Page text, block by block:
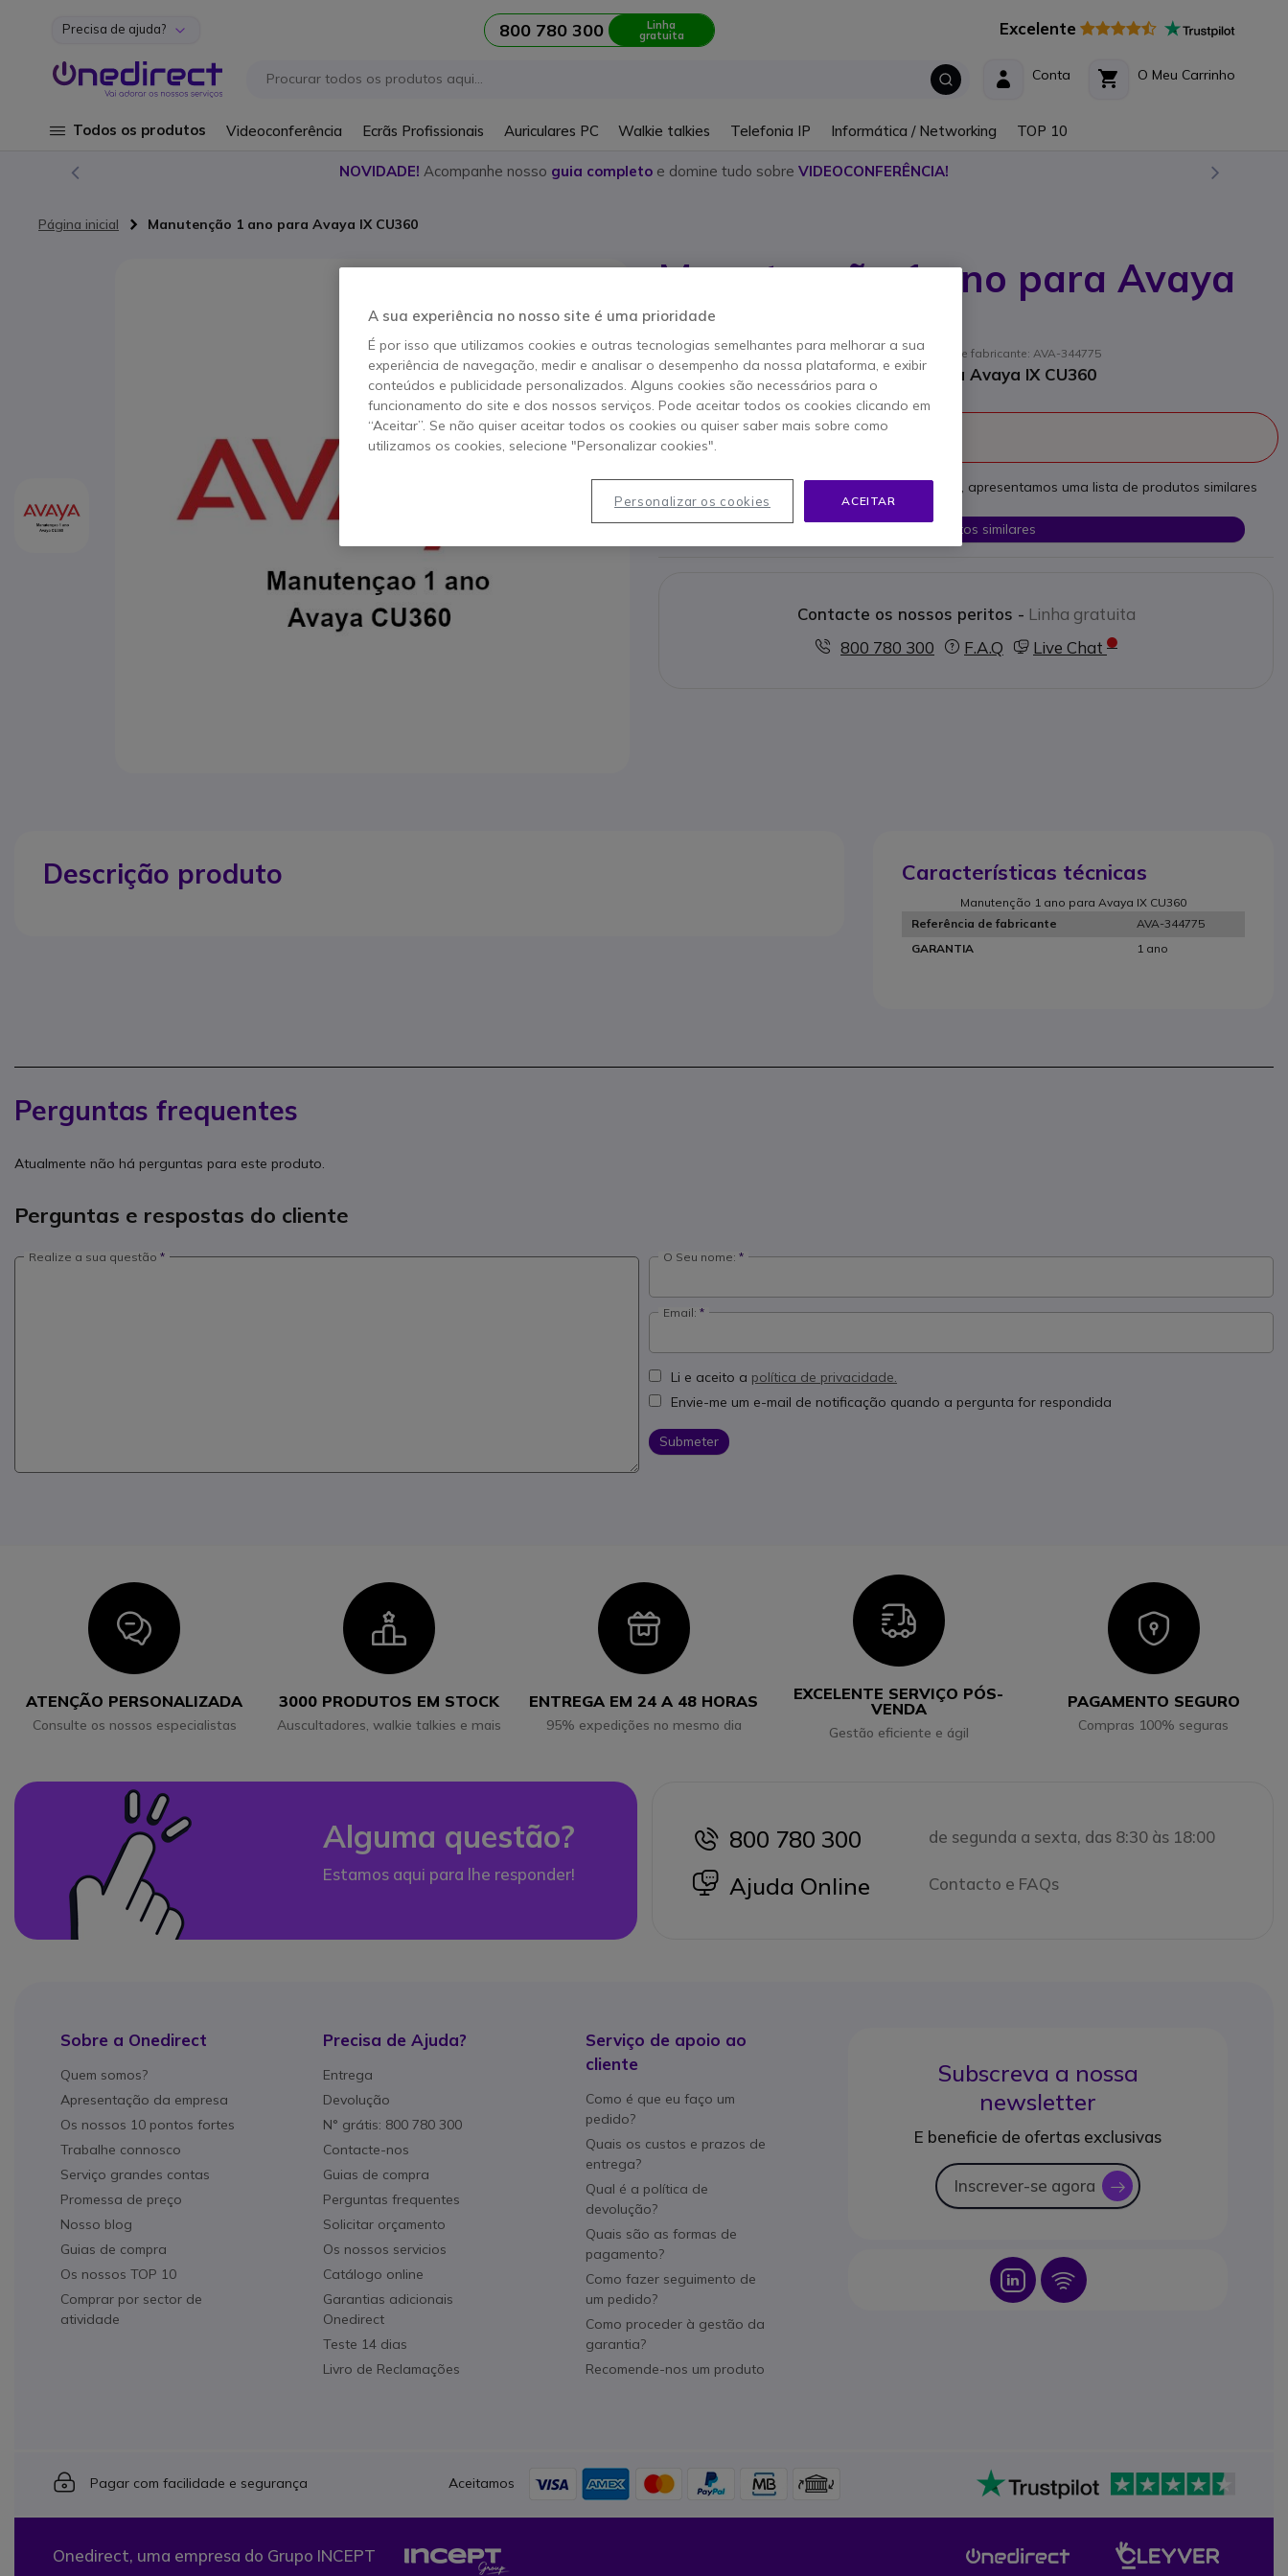
Ir para o Conteúdo
Precisa de ajuda? 800 780 300 Linha
gratuita Excelente
O Meu Carrinho
Conta
Todos os produtos Videoconferência Ecrãs Profissionais Auriculares PC Walkie talkies Telefonia IP Informática / Networking TOP 10
NOVIDADE! Acompanhe nosso guia completo e domine tudo sobre VIDEOCONFERÊNCIA!
Página inicial Manutenção 1 ano para Avaya IX CU360
Manutenção 1 ano para Avaya
IX CU360
Referência produto: AVCU360SAMAINT1 // Referência de fabricante: AVA-344775
1 ano de serviço de manutenção para Avaya IX CU360
Este produto já não é fabricado
Para melhor satisfazer as suas necessidades, apresentamos uma lista de produtos similares
Ver produtos similares
Contacte os nossos peritos - Linha gratuita
800 780 300
F.A.Q Live Chat
Descrição produto Características técnicas
Manutenção 1 ano para Avaya IX CU360
Referência de fabricante
AVA-344775
GARANTIA
1 ano
Perguntas frequentes
Atualmente não há perguntas para este produto.
Perguntas e respostas do cliente
Realize a sua questão O Seu nome:
Email:
Li e aceito a política de privacidade.
Envie-me um e-mail de notificação quando a pergunta for respondida
Submeter
Icon
ATENÇÃO PERSONALIZADA
Consulte os nossos especialistas
Icon
3000 PRODUTOS EM STOCK
Auscultadores, walkie talkies e mais
Icon
ENTREGA EM 24 A 48 HORAS
95% expedições no mesmo dia
Icon
EXCELENTE SERVIÇO PÓS-
VENDA
Gestão eficiente e ágil
Icon
PAGAMENTO SEGURO
Compras 100% seguras
Alguma questão?
Estamos aqui para lhe responder!
icon
800 780 300 de segunda a sexta, das 8:30 às 18:00
icon
Ajuda Online Contacto e FAQs
Sobre a Onedirect
Quem somos?
Apresentação da empresa
Os nossos 10 pontos fortes
Trabalhe connosco
Serviço grandes contas
Promessa de preço
Nosso blog
Guias de compra
Os nossos TOP 10
Comprar por sector de
atividade
Precisa de Ajuda?
Entrega
Devolução
N° grátis: 800 780 300
Contacte-nos
Guias de compra
Perguntas frequentes
Solicitar orçamento
Os nossos servicios
Catálogo online
Garantias adicionais
Onedirect
Teste 14 dias
Livro de Reclamações
Serviço de apoio ao
cliente
Como é que eu faço um
pedido?
Quais os custos e prazos de
entrega?
Qual é a política de
devolução?
Quais são as formas de
pagamento?
Como fazer seguimento de
um pedido?
Como proceder à gestão da
garantia?
Recomende-nos um produto
Subscreva a nossa
newsletter
E beneficie de ofertas exclusivas
Inscrever-se agora icon
Icon Icon
Icon
Pagar com facilidade e segurança Aceitamos
Onedirect, uma empresa do Grupo INCEPT
A sua experiência no nosso site é uma prioridade
É por isso que utilizamos cookies e outras tecnologias semelhantes para melhorar a sua
experiência de navegação, medir e analisar o desempenho da nossa plataforma, e exibir
conteúdos e publicidade personalizados. Alguns cookies são necessários para o
funcionamento do site e dos nossos serviços. Pode aceitar todos os cookies clicando em
“Aceitar”. Se não quiser aceitar todos os cookies ou quiser saber mais sobre como
utilizamos os cookies, selecione "Personalizar cookies".
ACEITAR
Personalizar os cookies